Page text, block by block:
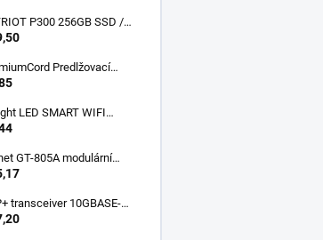
P300 256GB SSD /
/ M.2 PCIe Gen3 x4
Predlžovací
- sieť 230V, IEC 320 C13
LED SMART WIFI
GU10, 5W, RGB,
GT-805A modulární
Gigabit
transceiver 10GBASE-
multirate, MM, OM3-